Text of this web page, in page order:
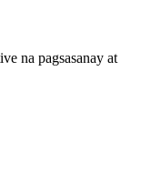
na pagsasanay at